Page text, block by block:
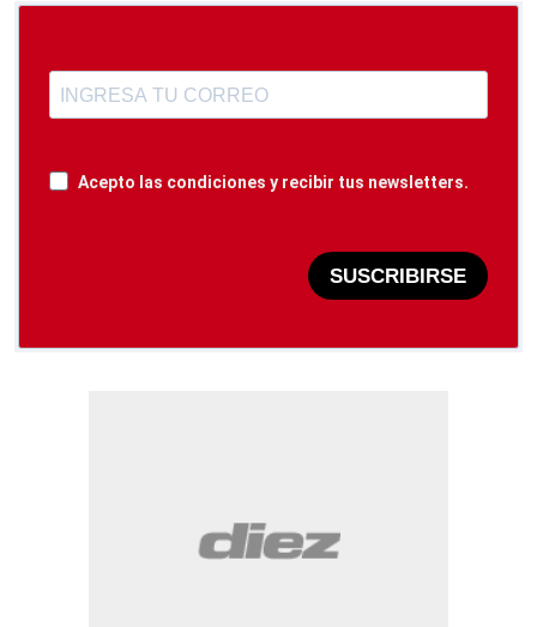
Acepto las condiciones y recibir tus newsletters.
SUSCRIBIRSE